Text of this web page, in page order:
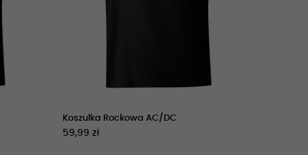
Koszulka Rockowa AC/DC
59,99 zł